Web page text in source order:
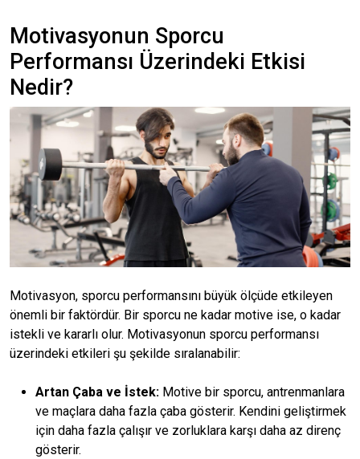
Motivasyonun Sporcu
Performansı Üzerindeki Etkisi
Nedir?
Motivasyon, sporcu performansını büyük ölçüde etkileyen
önemli bir faktördür. Bir sporcu ne kadar motive ise, o kadar
istekli ve kararlı olur. Motivasyonun sporcu performansı
üzerindeki etkileri şu şekilde sıralanabilir:
Artan Çaba ve İstek: Motive bir sporcu, antrenmanlara
ve maçlara daha fazla çaba gösterir. Kendini geliştirmek
için daha fazla çalışır ve zorluklara karşı daha az direnç
gösterir.